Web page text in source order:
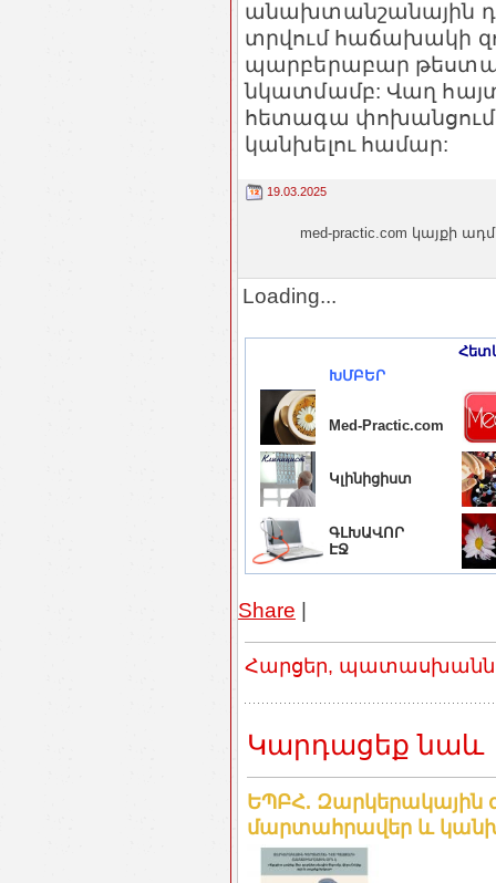
անախտանշանային
տրվում հաճախակի
պարբերաբար
նկատմամբ: Վաղ
հետագա
կանխելու համար:
19.03.2025
med-practic.com կայքի
Loading...
ԽՄԲԵՐ
Med-Practic.com
Կլինիցիստ
ԳԼԽԱՎՈՐ
ԷՋ
Share |
Հարցեր,
Կարդացեք նաև
ԵՊԲՀ. Զարկերակային
մարտահրավեր և